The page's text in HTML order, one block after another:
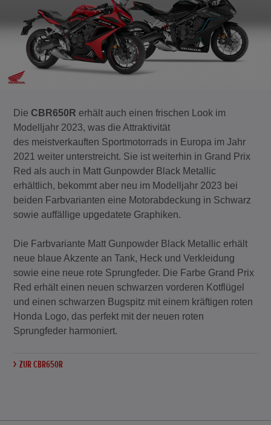
Die CBR650Rerhält auch einen frischen Look im
Modelljahr 2023, was die Attraktivität
des meistverkauften Sportmotorrads in Europa im Jahr
2021 weiter unterstreicht. Sie ist weiterhin in Grand Prix
Red als auch in Matt Gunpowder Black Metallic
erhältlich, bekommt aber neu im Modelljahr 2023 bei
beiden Farbvarianten eine Motorabdeckung in Schwarz
sowie auffällige upgedatete Graphiken.
Die Farbvariante Matt Gunpowder Black Metallic erhält
neue blaue Akzente an Tank, Heck und Verkleidung
sowie eine neue rote Sprungfeder. Die Farbe Grand Prix
Red erhält einen neuen schwarzen vorderen Kotflügel
und einen schwarzen Bugspitz mit einem kräftigen roten
Honda Logo, das perfekt mit der neuen roten
Sprungfeder harmoniert.
ZUR CBR650R